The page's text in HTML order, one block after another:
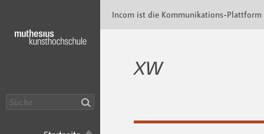
Incom ist die Kommunikations-Plattform
XW